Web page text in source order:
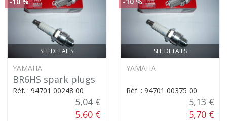
SEE DETAILS
YAMAHA
BR6HS spark plugs
Réf. : 94701 00248 00
5,04 €
5,60 €
SEE DETAILS
YAMAHA
Réf. : 94701 00375 00
5,13 €
5,70 €